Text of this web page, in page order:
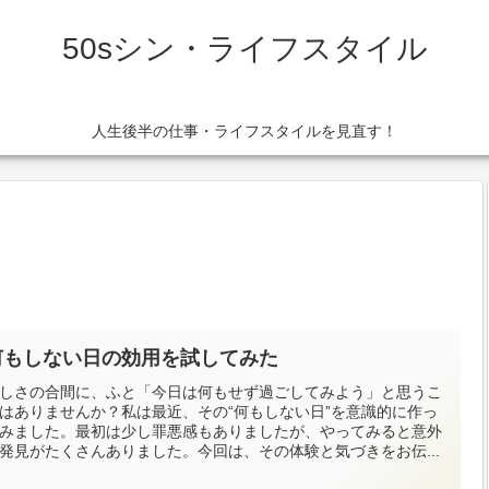
50sシン・ライフスタイル
人生後半の仕事・ライフスタイルを見直す！
しない日の効用を試してみた
さの合間に、ふと「今日は何もせず過ごしてみよう」と思うこ
ありませんか？私は最近、その“何もしない日”を意識的に作っ
ました。最初は少し罪悪感もありましたが、やってみると意外
見がたくさんありました。今回は、その体験と気づきをお伝...